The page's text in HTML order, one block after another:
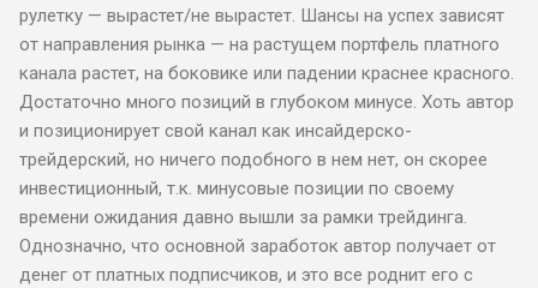
рулетку — вырастет/не вырастет. Шансы на успех зависят
от направления рынка — на растущем портфель платного
канала растет, на боковике или падении краснее красного.
Достаточно много позиций в глубоком минусе. Хоть автор
и позиционирует свой канал как инсайдерско-
трейдерский, но ничего подобного в нем нет, он скорее
инвестиционный, т.к. минусовые позиции по своему
времени ожидания давно вышли за рамки трейдинга.
Однозначно, что основной заработок автор получает от
денег от платных подписчиков, и это все роднит его с